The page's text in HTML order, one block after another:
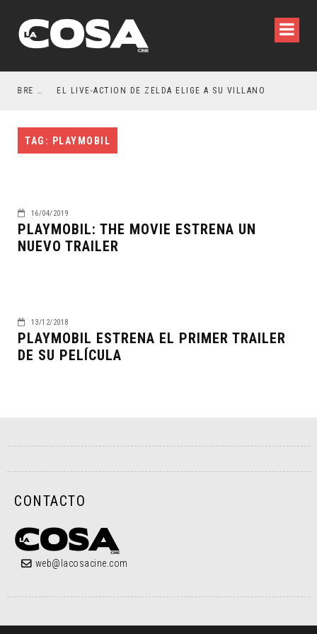
RESEÑA LA INVITACIÓN: OLIVIA WILDE REFLEXIONA SOBRE LA VIDA CONYUGAL EL LIVE-ACTION DE ZELDA ELIGE A SU VILLANO
TAG: PLAYMOBIL
16/04/2019
PLAYMOBIL: THE MOVIE ESTRENA UN
NUEVO TRAILER
13/12/2018
PLAYMOBIL ESTRENA EL PRIMER TRAILER
DE SU PELÍCULA
CONTACTO
web@lacosacine.com